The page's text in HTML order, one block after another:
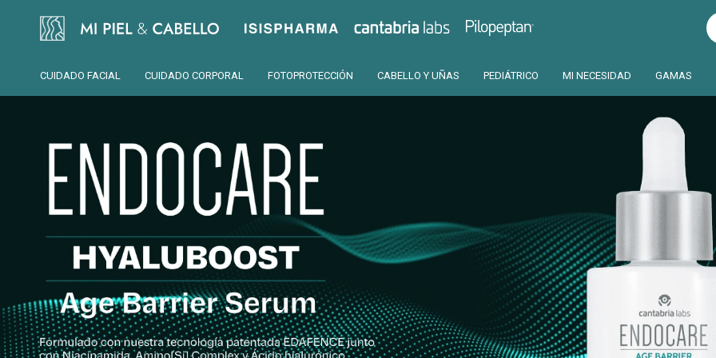
CUIDADO FACIAL CUIDADO CORPORAL FOTOPROTECCIÓN CABELLO Y UÑAS PEDIÁTRICO MI NECESIDAD GAMAS
Isispharma Cantabria Pilopeptan